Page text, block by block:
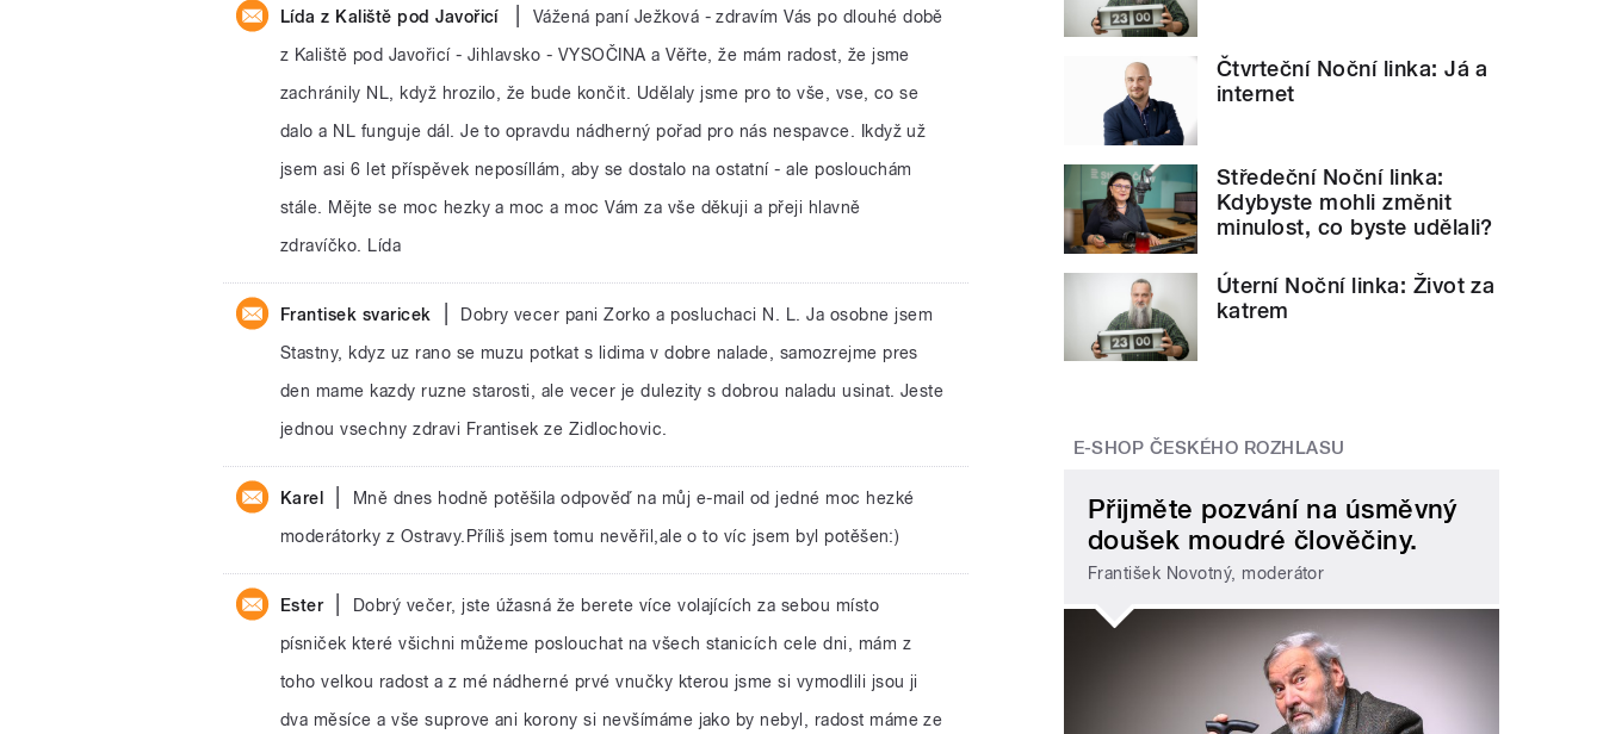
Lída z Kaliště pod Javořicí
Vážená paní Ježková - zdravím Vás po dlouhé době
z Kaliště pod Javořicí - Jihlavsko - VYSOČINA a Věřte, že mám radost, že jsme
zachránily NL, když hrozilo, že bude končit. Udělaly jsme pro to vše, vse, co se
dalo a NL funguje dál. Je to opravdu nádherný pořad pro nás nespavce. Ikdyž už
jsem asi 6 let příspěvek neposíllám, aby se dostalo na ostatní - ale poslouchám
stále. Mějte se moc hezky a moc a moc Vám za vše děkuji a přeji hlavně
zdravíčko. Lída
Frantisek svaricek
Dobry vecer pani Zorko a posluchaci N. L. Ja osobne jsem
Stastny, kdyz uz rano se muzu potkat s lidima v dobre nalade, samozrejme pres
den mame kazdy ruzne starosti, ale vecer je dulezity s dobrou naladu usinat. Jeste
jednou vsechny zdravi Frantisek ze Zidlochovic.
Karel
Mně dnes hodně potěšila odpověď na můj e-mail od jedné moc hezké
moderátorky z Ostravy.Příliš jsem tomu nevěřil,ale o to víc jsem byl potěšen:)
Ester
Dobrý večer, jste úžasná že berete více volajících za sebou místo
písniček které všichni můžeme poslouchat na všech stanicích cele dni, mám z
toho velkou radost a z mé nádherné prvé vnučky kterou jsme si vymodlili jsou ji
dva měsíce a vše suprove ani korony si nevšímáme jako by nebyl, radost máme ze
Čtvrteční Noční linka: Já a
internet
Středeční Noční linka:
Kdybyste mohli změnit
minulost, co byste udělali?
Úterní Noční linka: Život za
katrem
E-SHOP ČESKÉHO ROZHLASU
Přijměte pozvání na úsměvný
doušek moudré člověčiny.
František Novotný, moderátor